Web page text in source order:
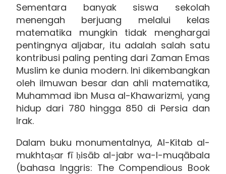
Sementara banyak siswa sekolah
menengah berjuang melalui kelas
matematika mungkin tidak menghargai
pentingnya aljabar, itu adalah salah satu
kontribusi paling penting dari Zaman Emas
Muslim ke dunia modern. Ini dikembangkan
oleh ilmuwan besar dan ahli matematika,
Muhammad ibn Musa al-Khawarizmi, yang
hidup dari 780 hingga 850 di Persia dan
Irak.
Dalam buku monumentalnya, Al-Kitab al-
mukhtaṣar fī ḥisāb al-jabr wa-l-muqābala
(bahasa Inggris: The Compendious Book